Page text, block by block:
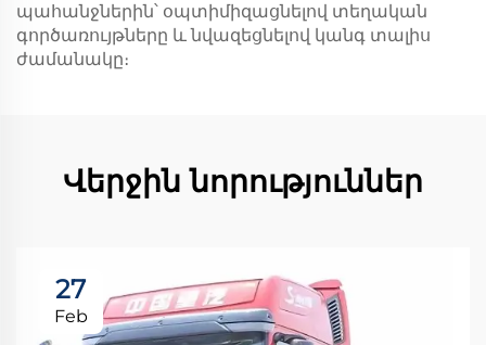
պահանջներին՝ օպտիմիզացնելով տեղական
գործառույթները և նվազեցնելով կանգ տալիս
ժամանակը։
Վերջին նորություններ
27
Feb